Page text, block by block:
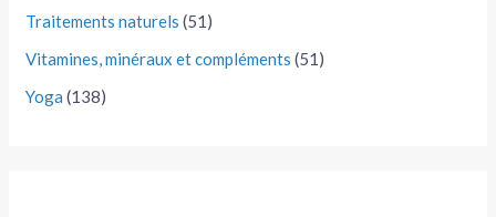
Traitements naturels (51)
Vitamines, minéraux et compléments (51)
Yoga (138)